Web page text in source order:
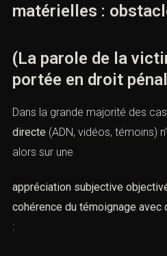
matérielles :
(La parole de la
portée en droit
Dans la grande majorité des
directe (ADN, vidéos, témoins)
alors sur une
appréciation subjective
cohérence du témoignage
: